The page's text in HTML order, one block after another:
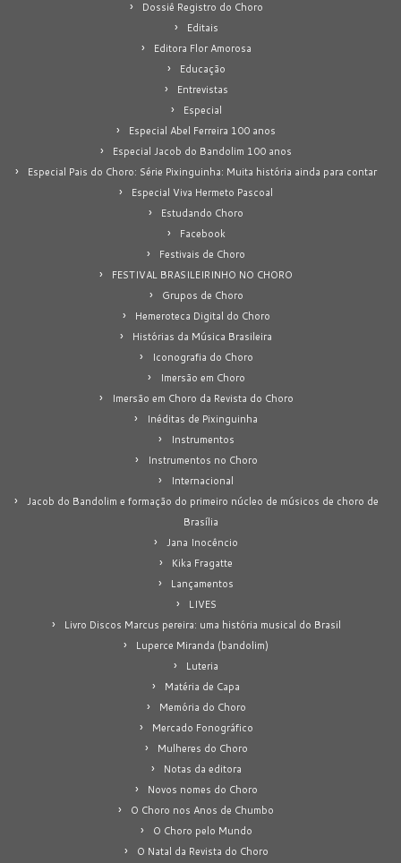
Dossiê Registro do Choro
Editais
Editora Flor Amorosa
Educação
Entrevistas
Especial
Especial Abel Ferreira 100 anos
Especial Jacob do Bandolim 100 anos
Especial Pais do Choro: Série Pixinguinha: Muita história ainda para contar
Especial Viva Hermeto Pascoal
Estudando Choro
Facebook
Festivais de Choro
FESTIVAL BRASILEIRINHO NO CHORO
Grupos de Choro
Hemeroteca Digital do Choro
Histórias da Música Brasileira
Iconografia do Choro
Imersão em Choro
Imersão em Choro da Revista do Choro
Inéditas de Pixinguinha
Instrumentos
Instrumentos no Choro
Internacional
Jacob do Bandolim e formação do primeiro núcleo de músicos de choro de
Brasília
Jana Inocêncio
Kika Fragatte
Lançamentos
LIVES
Livro Discos Marcus pereira: uma história musical do Brasil
Luperce Miranda (bandolim)
Luteria
Matéria de Capa
Memória do Choro
Mercado Fonográfico
Mulheres do Choro
Notas da editora
Novos nomes do Choro
O Choro nos Anos de Chumbo
O Choro pelo Mundo
O Natal da Revista do Choro